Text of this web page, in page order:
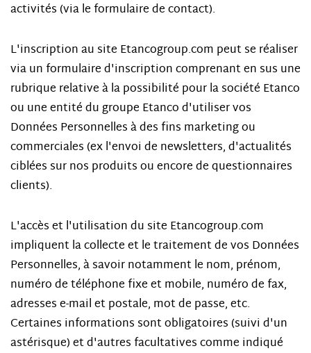
activités (via le formulaire de contact).
L'inscription au site Etancogroup.com peut se réaliser
via un formulaire d'inscription comprenant en sus une
rubrique relative à la possibilité pour la société Etanco
ou une entité du groupe Etanco d'utiliser vos
Données Personnelles à des fins marketing ou
commerciales (ex l'envoi de newsletters, d'actualités
ciblées sur nos produits ou encore de questionnaires
clients).
L'accès et l'utilisation du site Etancogroup.com
impliquent la collecte et le traitement de vos Données
Personnelles, à savoir notamment le nom, prénom,
numéro de téléphone fixe et mobile, numéro de fax,
adresses e-mail et postale, mot de passe, etc.
Certaines informations sont obligatoires (suivi d'un
astérisque) et d'autres facultatives comme indiqué